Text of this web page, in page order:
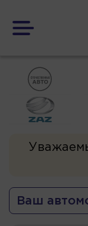
Ваш